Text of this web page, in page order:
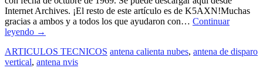
Internet Archives. ¡El resto de este artículo es de K5AXN!Muchas
gracias a ambos y a todos los que ayudaron con… Continuar
leyendo →
ARTICULOS TECNICOS antena calienta nubes, antena de disparo
vertical, antena nvis